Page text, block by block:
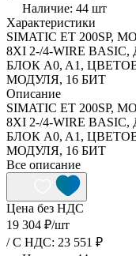
Наличие: 44 шт
Характеристики
SIMATIC ET
8XI 2-/4-WIRE
БЛОК A0, A1,
МОДУЛЯ, 16 БИТ
Описание
SIMATIC ET
8XI 2-/4-WIRE
БЛОК A0, A1,
МОДУЛЯ, 16 БИТ
Все описание
Цена без НДС
19 304 ₽/шт
/ C НДС: 23 551 ₽